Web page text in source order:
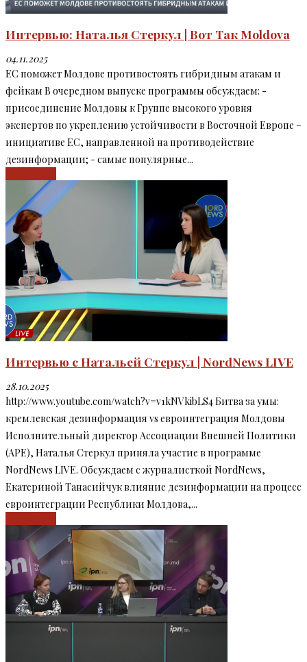
Интервью: Наталья Стеркул | Вот Так Moldova
04.11.2025
EC поможет Молдове противостоять гибридным атакам и
фейкам В очередном выпуске программы обсуждаем: -
присоединение Молдовы к Группе высокого уровня
экспертов по укреплению устойчивости в Восточной Европе –
инициативе ЕС, направленной на противодействие
дезинформации; - самые популярные...
Интервью с Натальей Стеркул | NordNews LIVE
28.10.2025
http://www.youtube.com/watch?v=v1kNVkibLS4 Битва за умы:
кремлевская дезинформация vs евроинтеграция Молдовы
Исполнительный директор Ассоциации Внешней Политики
(APE), Наталья Стеркул приняла участие в программе
NordNews LIVE. Обсуждаем с журналисткой NordNews,
Екатериной Танасийчук влияние дезинформации на процесс
евроинтеграции Республики Молдова,...